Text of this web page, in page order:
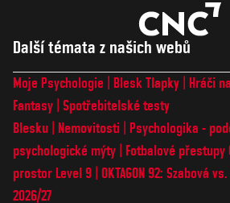
Další témata z našich webů
Moje Psychologie Blesk Tlapky Hráči
Fantasy Spotřebitelské testy
Blesku
Nemovitosti
Psychologika -
psychologické mýty
Fotbalové přestupy
prostor Level 9 OKTAGON 92: Szabová
2026/27